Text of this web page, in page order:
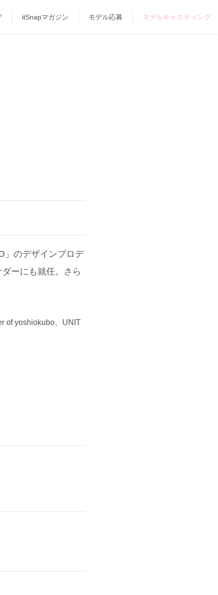
itSnapマガジン モデル応募 モデルキャスティング
」のデザインプロデ
ーにも就任。さら
of yoshiokubo、UNIT